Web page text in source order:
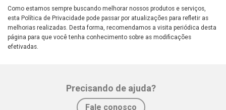
Como estamos sempre buscando melhorar nossos produtos e serviços,
esta Política de Privacidade pode passar por atualizações para refletir as
melhorias realizadas. Desta forma, recomendamos a visita periódica desta
página para que você tenha conhecimento sobre as modificações
efetivadas.
Precisando de ajuda?
Fale conosco